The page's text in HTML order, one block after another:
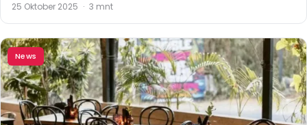
25 Oktober 2025 · 3 mnt
News